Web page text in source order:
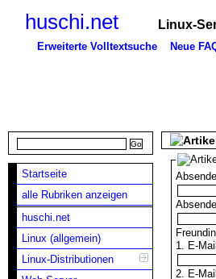
huschi.net Linux-
Neue
Erweiterte Volltextsuche
Startseite
alle Rubriken anzeigen
huschi.net
Linux (allgemein)
Linux-Distributionen
1. E-
2. E-